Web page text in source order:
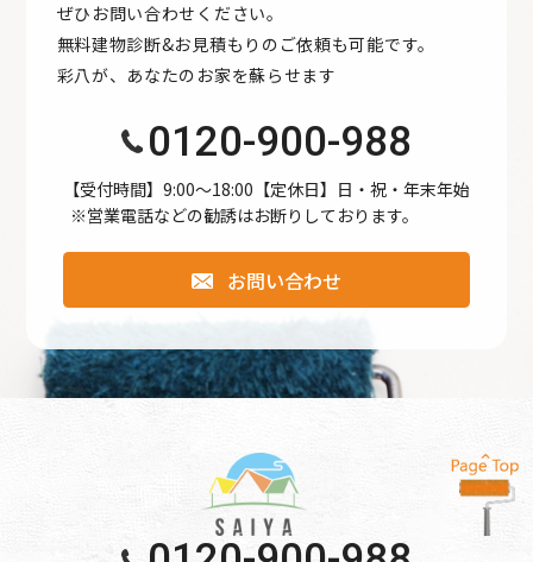
ます。
●公開された個人情報が事実と異なる場合、訂正や削除に応
じます。
●本個人情報保護方針は、当サイト内で適用されるもので
より良いサービスの提供、またユーザビリティの向上のた
め、Googleアナリティクスを使用し、当サイトの利用状況
「Cookie」を通じて、Googleがお客様のIPアドレスなどの
情報を収集する場合がありますが、「Cookie」で収集され
る情報は個人を特定できるものではありません。
収集されたデータはGoogleのプライバシーポリシーにおい
ぜひお問い合わせください。
無料建物診断&お見積もりのご依頼も可能です。
彩八が、あなたのお家を蘇らせます
0120-900-988
【受付時間】9:00〜18:00【定休日】日・祝・年末年始
※営業電話などの勧誘はお断りしております。
お問い合わせ